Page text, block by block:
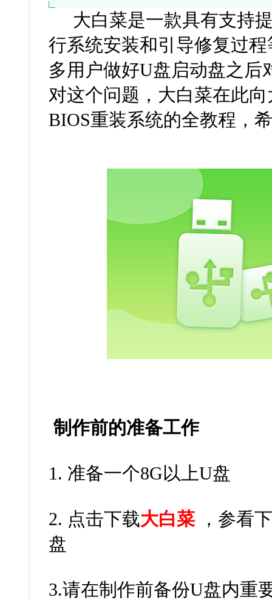
大白菜是一款具有支持
行系统安装和引导修复过
多用户做好U盘启动盘之后
对这个问题，大白菜在此
BIOS重装系统的全教程，
制作前的准备工作
1. 准备一个8G以上U盘
2. 点击下载大白菜
，参看
盘
3.请在制作前备份U盘内重